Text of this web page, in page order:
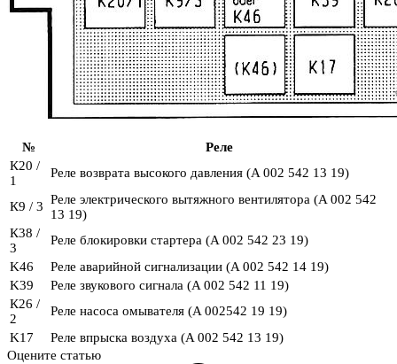
№
Реле
К20 /
1
Реле возврата высокого давления (A 002 542 13 19)
К9 / 3 Реле электрического вытяжного вентилятора (A 002 542
13 19)
К38 /
3
Реле блокировки стартера (A 002 542 23 19)
K46
Реле аварийной сигнализации (A 002 542 14 19)
K39
Реле звукового сигнала (A 002 542 11 19)
К26 /
2
Реле насоса омывателя (A 002542 19 19)
K17
Реле впрыска воздуха (A 002 542 13 19)
Оцените статью